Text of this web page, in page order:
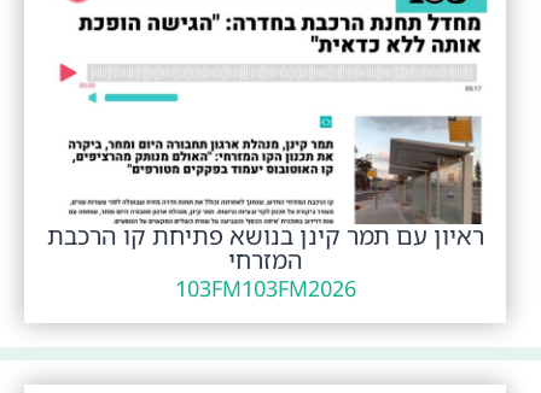
ראיון עם תמר קינן בנושא פתיחת קו הרכבת
המזרחי
2026
103FM
103FM